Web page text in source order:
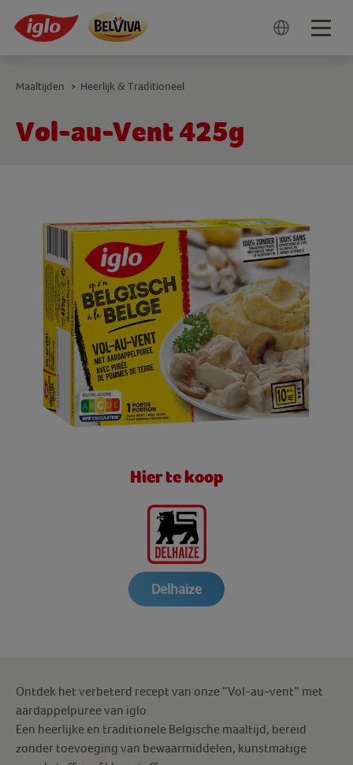
Vol-au-Vent 425g
Maaltijden > Heerlijk & Traditioneel
Hier te koop
Delhaize
Ontdek het verbeterd recept van onze “Vol-au-vent” met
aardappelpuree van iglo.
Een heerlijke en traditionele Belgische maaltijd, bereid
zonder toevoeging van bewaarmiddelen, kunstmatige